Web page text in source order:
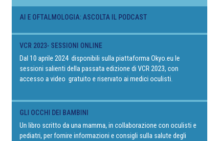
AI E OFTALMOLOGIA: ASCOLTA IL PODCAST
VCR 2023- SESSIONI ONLINE
Dal 10 aprile 2024 disponibili sulla piattaforma Okyo.eu le
sessioni salienti della passata edizione di VCR 2023, con
accesso a video gratuito e riservato ai medici oculisti.
GLI OCCHI DEI BAMBINI
Un libro scritto da una mamma, in collaborazione con oculisti e
pediatri, per fornire informazioni e consigli sulla salute degli